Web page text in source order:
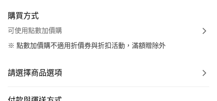
購買方式
可使用點數加價購
※ 點數加價購不適用折價券與折扣活動，滿額贈除外
請選擇商品選項